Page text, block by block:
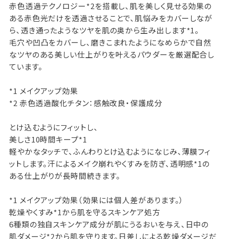
赤色透過テクノロジー*2を搭載し、肌を美しく見せる効果の
ある赤色光だけを透過させることで、肌悩みをカバーしなが
ら、透き通ったようなツヤを肌の奥から生み出します*1。
毛穴や凹凸をカバーし、磨きこまれたようになめらかで自然
なツヤのある美しい仕上がりを叶えるパウダーを厳選配合し
ています。
*1 メイクアップ効果
*2 赤色透過酸化チタン：感触改良・保護成分
とけ込むようにフィットし、
美しさ10時間キープ*1
軽やかなタッチで、ふんわりとけ込むようになじみ、薄膜フィ
ットします。汗によるメイク崩れやくすみを防ぎ、透明感*1の
ある仕上がりが長時間続きます。
*1 メイクアップ効果（効果には個人差があります。）
乾燥やくすみ*1から肌を守るスキンケア処方
6種類の独自スキンケア成分が肌にうるおいを与え、日中の
肌ダメージ*2から肌を守ります。日差しによる乾燥ダメージだ